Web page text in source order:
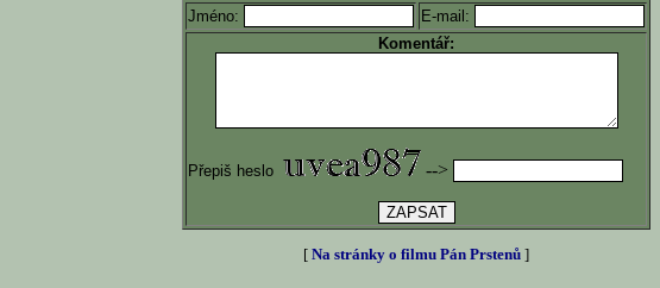
Jméno:
E-mail:
Komentář:
Přepiš heslo -->
[ Na stránky o filmu Pán Prstenů ]